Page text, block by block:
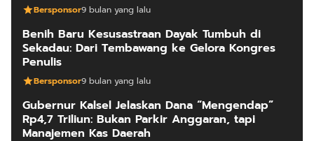
Bersponsor9 bulan yang lalu
Benih Baru Kesusastraan Dayak Tumbuh di
Sekadau: Dari Tembawang ke Gelora Kongres
Penulis
Bersponsor9 bulan yang lalu
Gubernur Kalsel Jelaskan Dana “Mengendap”
Rp4,7 Triliun: Bukan Parkir Anggaran, tapi
Manajemen Kas Daerah